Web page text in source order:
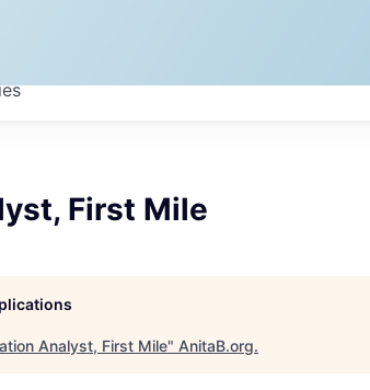
First Mile
Analyst, First Mile" AnitaB.org.